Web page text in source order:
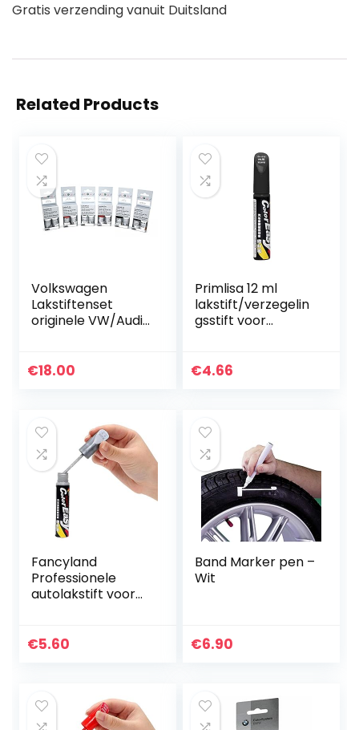
Gratis verzending vanuit Duitsland
Related Products
Volkswagen
Lakstiftenset
originele VW/Audi
[vermelding 17-
€18.00
Primlisa 12 ml
lakstift/verzegelin
gsstift voor
zwart zilver rood
€4.66
Fancyland
Professionele
autolakstift voor
lakschade.
€5.60
Band Marker pen –
Wit
€6.90